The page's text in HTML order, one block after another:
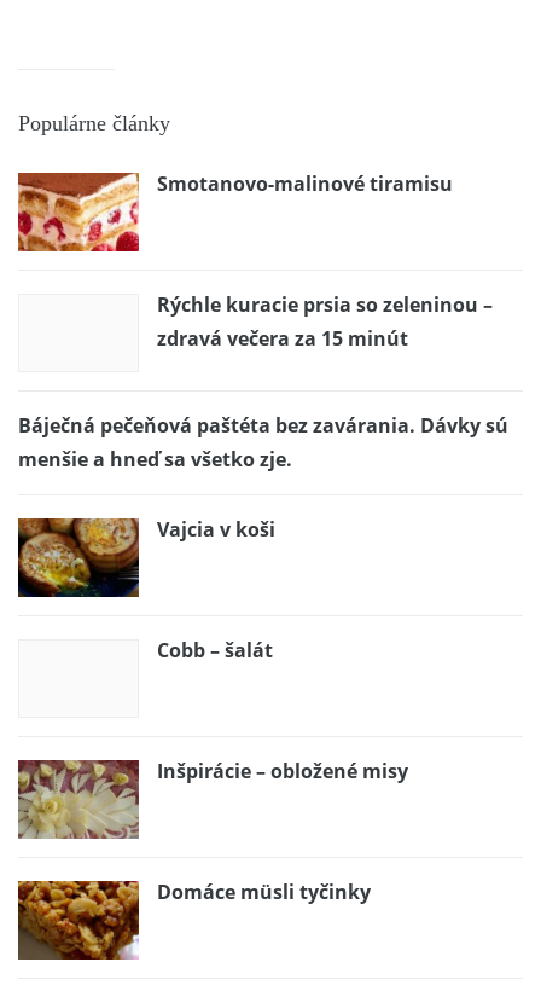
Populárne články
Smotanovo-malinové tiramisu
Rýchle kuracie prsia so zeleninou –
zdravá večera za 15 minút
Báječná pečeňová paštéta bez zavárania. Dávky sú
menšie a hneď sa všetko zje.
Vajcia v koši
Cobb – šalát
Inšpirácie – obložené misy
Domáce müsli tyčinky